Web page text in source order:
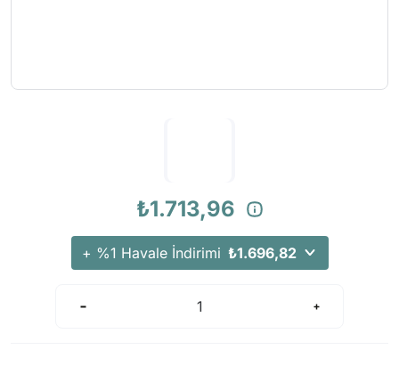
₺1.713,96
+ %1 Havale İndirimi ₺1.696,82